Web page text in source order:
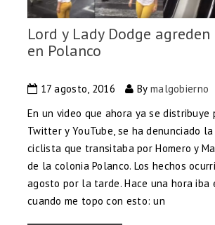
Lord y Lady Dodge
en Polanco
17 agosto, 2016 By malgobierno
En un video que ahora ya se distribuye
Twitter y YouTube, se ha denunciado
ciclista que transitaba por Homero y
de la colonia Polanco. Los hechos
agosto por la tarde. Hace una hora iba
cuando me topo con esto: un